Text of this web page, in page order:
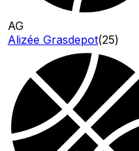
AG
Alizée Grasdepot(25)